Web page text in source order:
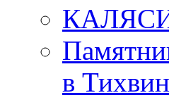
в